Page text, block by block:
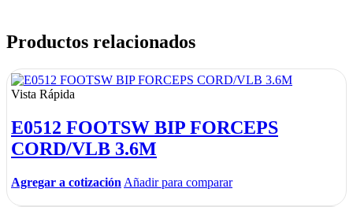
Productos relacionados
Vista Rápida
E0512 FOOTSW BIP FORCEPS
CORD/VLB 3.6M
Agregar a cotización Añadir para comparar